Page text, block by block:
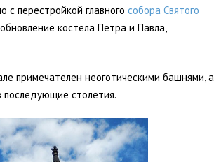
с перестройкой главного собора Святого
костела Петра и Павла,
примечателен неоготическими башнями, а
последующие столетия.